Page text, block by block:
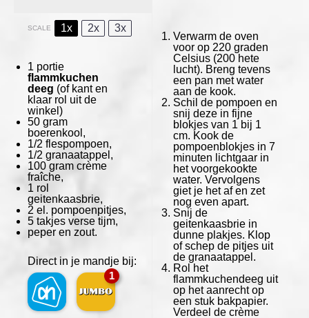
SCALE 1x 2x 3x
1 portie
flammkuchen
deeg (of kant en
klaar rol uit de
winkel)
50 gram
boerenkool,
1/2 flespompoen,
1/2 granaatappel,
100 gram crème
fraîche,
1 rol
geitenkaasbrie,
2 el. pompoenpitjes,
5 takjes verse tijm,
peper en zout.
Direct in je mandje bij:
1
Verwarm de oven
voor op 220 graden
Celsius (200 hete
lucht). Breng tevens
een pan met water
aan de kook.
Schil de pompoen en
snij deze in fijne
blokjes van 1 bij 1
cm. Kook de
pompoenblokjes in 7
minuten lichtgaar in
het voorgekookte
water. Vervolgens
giet je het af en zet
nog even apart.
Snij de
geitenkaasbrie in
dunne plakjes. Klop
of schep de pitjes uit
de granaatappel.
Rol het
flammkuchendeeg uit
op het aanrecht op
een stuk bakpapier.
Verdeel de crème